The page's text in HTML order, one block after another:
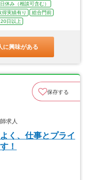
休み（相談可含む）
得実績有り
総合門前
日以上
に興味がある
保存する
求人
く、仕事とプライ
！